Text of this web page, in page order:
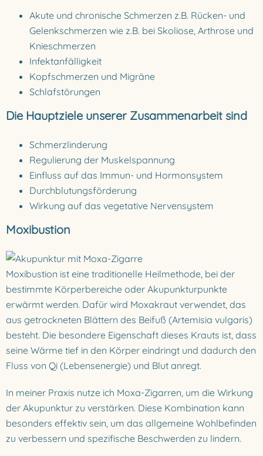
Akute und chronische Schmerzen z.B. Rücken- und
Gelenkschmerzen wie z.B. bei Skoliose, Arthrose und
Knieschmerzen
Infektanfälligkeit
Kopfschmerzen und Migräne
Schlafstörungen
Die Hauptziele unserer Zusammenarbeit sind
Schmerzlinderung
Regulierung der Muskelspannung
Einfluss auf das Immun- und Hormonsystem
Durchblutungsförderung
Wirkung auf das vegetative Nervensystem
Moxibustion
Moxibustion ist eine traditionelle Heilmethode, bei der
bestimmte Körperbereiche oder Akupunkturpunkte
erwärmt werden. Dafür wird Moxakraut verwendet, das
aus getrockneten Blättern des Beifuß (Artemisia vulgaris)
besteht. Die besondere Eigenschaft dieses Krauts ist, dass
seine Wärme tief in den Körper eindringt und dadurch den
Fluss von Qi (Lebensenergie) und Blut anregt.
In meiner Praxis nutze ich Moxa-Zigarren, um die Wirkung
der Akupunktur zu verstärken. Diese Kombination kann
besonders effektiv sein, um das allgemeine Wohlbefinden
zu verbessern und spezifische Beschwerden zu lindern.